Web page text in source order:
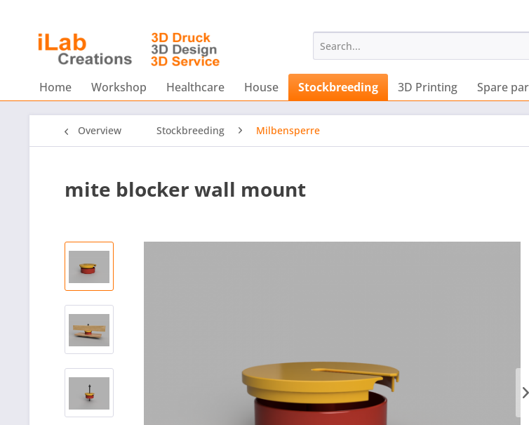
Home Workshop Healthcare House Stockbreeding 3D Printing Spare
Overview Stockbreeding Milbensperre
mite blocker wall mount